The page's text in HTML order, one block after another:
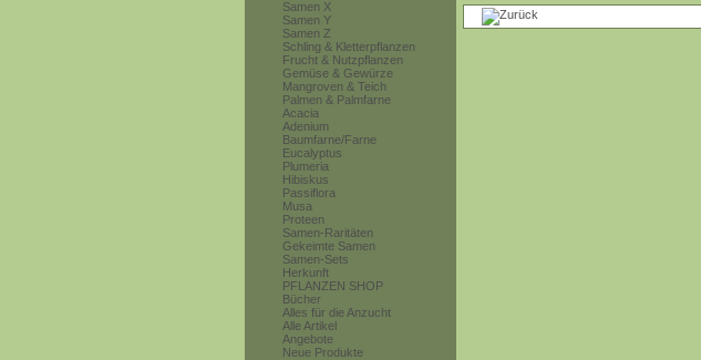
Samen X
Samen Y
Samen Z
Schling & Kletterpflanzen
Frucht & Nutzpflanzen
Gemüse & Gewürze
Mangroven & Teich
Palmen & Palmfarne
Acacia
Adenium
Baumfarne/Farne
Eucalyptus
Plumeria
Hibiskus
Passiflora
Musa
Proteen
Samen-Raritäten
Gekeimte Samen
Samen-Sets
Herkunft
PFLANZEN SHOP
Bücher
Alles für die Anzucht
Alle Artikel
Angebote
Neue Produkte